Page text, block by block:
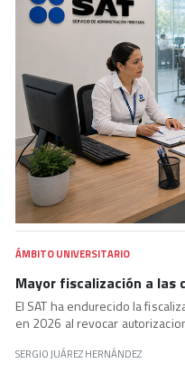
ÁMBITO UNIVERSITARIO
Mayor fiscalización a las
El SAT ha endurecido la
en 2026 al revocar
SERGIO JUÁREZ HERNÁNDEZ